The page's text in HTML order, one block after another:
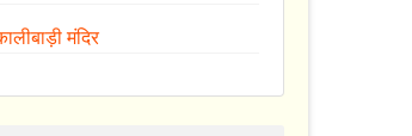
मंदिर